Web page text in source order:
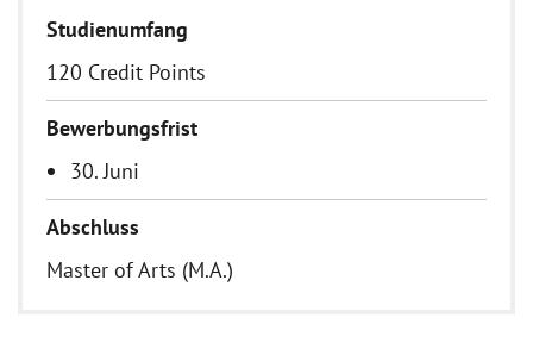
Studienumfang
120 Credit Points
Bewerbungsfrist
30. Juni
Abschluss
Master of Arts (M.A.)